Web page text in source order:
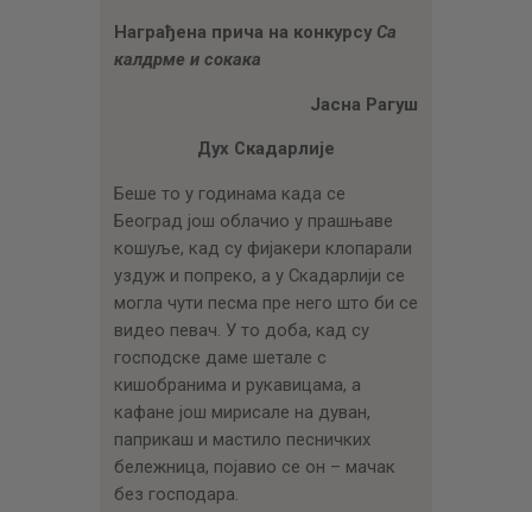
ЗАБОРАВА
ЦЕНОВНИК
ПИСМО
Награђена прича на конкурсу Са
калдрме и сокака
Јасна Рагуш
Дух Скадарлије
Беше то у годинама када се
Београд још облачио у прашњаве
кошуље, кад су фијакери клопарали
уздуж и попреко, а у Скадарлији се
могла чути песма пре него што би се
видео певач. У то доба, кад су
господске даме шетале с
кишобранима и рукавицама, а
кафане још мирисале на дуван,
паприкаш и мастило песничких
бележница, појавио се он – мачак
без господара.